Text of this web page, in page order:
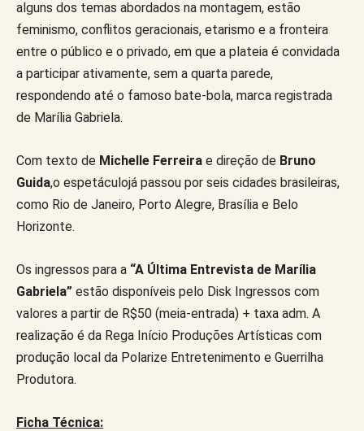
alguns dos temas abordados na montagem, estão
feminismo, conflitos geracionais, etarismo e a fronteira
entre o público e o privado, em que a plateia é convidada
a participar ativamente, sem a quarta parede,
respondendo até o famoso bate-bola, marca registrada
de Marília Gabriela.
Com texto de Michelle Ferreira e direção de Bruno
Guida,o espetáculojá passou por seis cidades brasileiras,
como Rio de Janeiro, Porto Alegre, Brasília e Belo
Horizonte.
Os ingressos para a “A Última Entrevista de Marília
Gabriela” estão disponíveis pelo Disk Ingressos com
valores a partir de R$50 (meia-entrada) + taxa adm. A
realização é da Rega Início Produções Artísticas com
produção local da Polarize Entretenimento e Guerrilha
Produtora.
Ficha Técnica: